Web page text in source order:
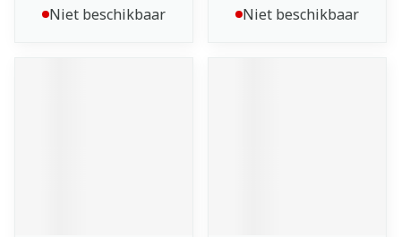
Niet beschikbaar Niet beschikbaar